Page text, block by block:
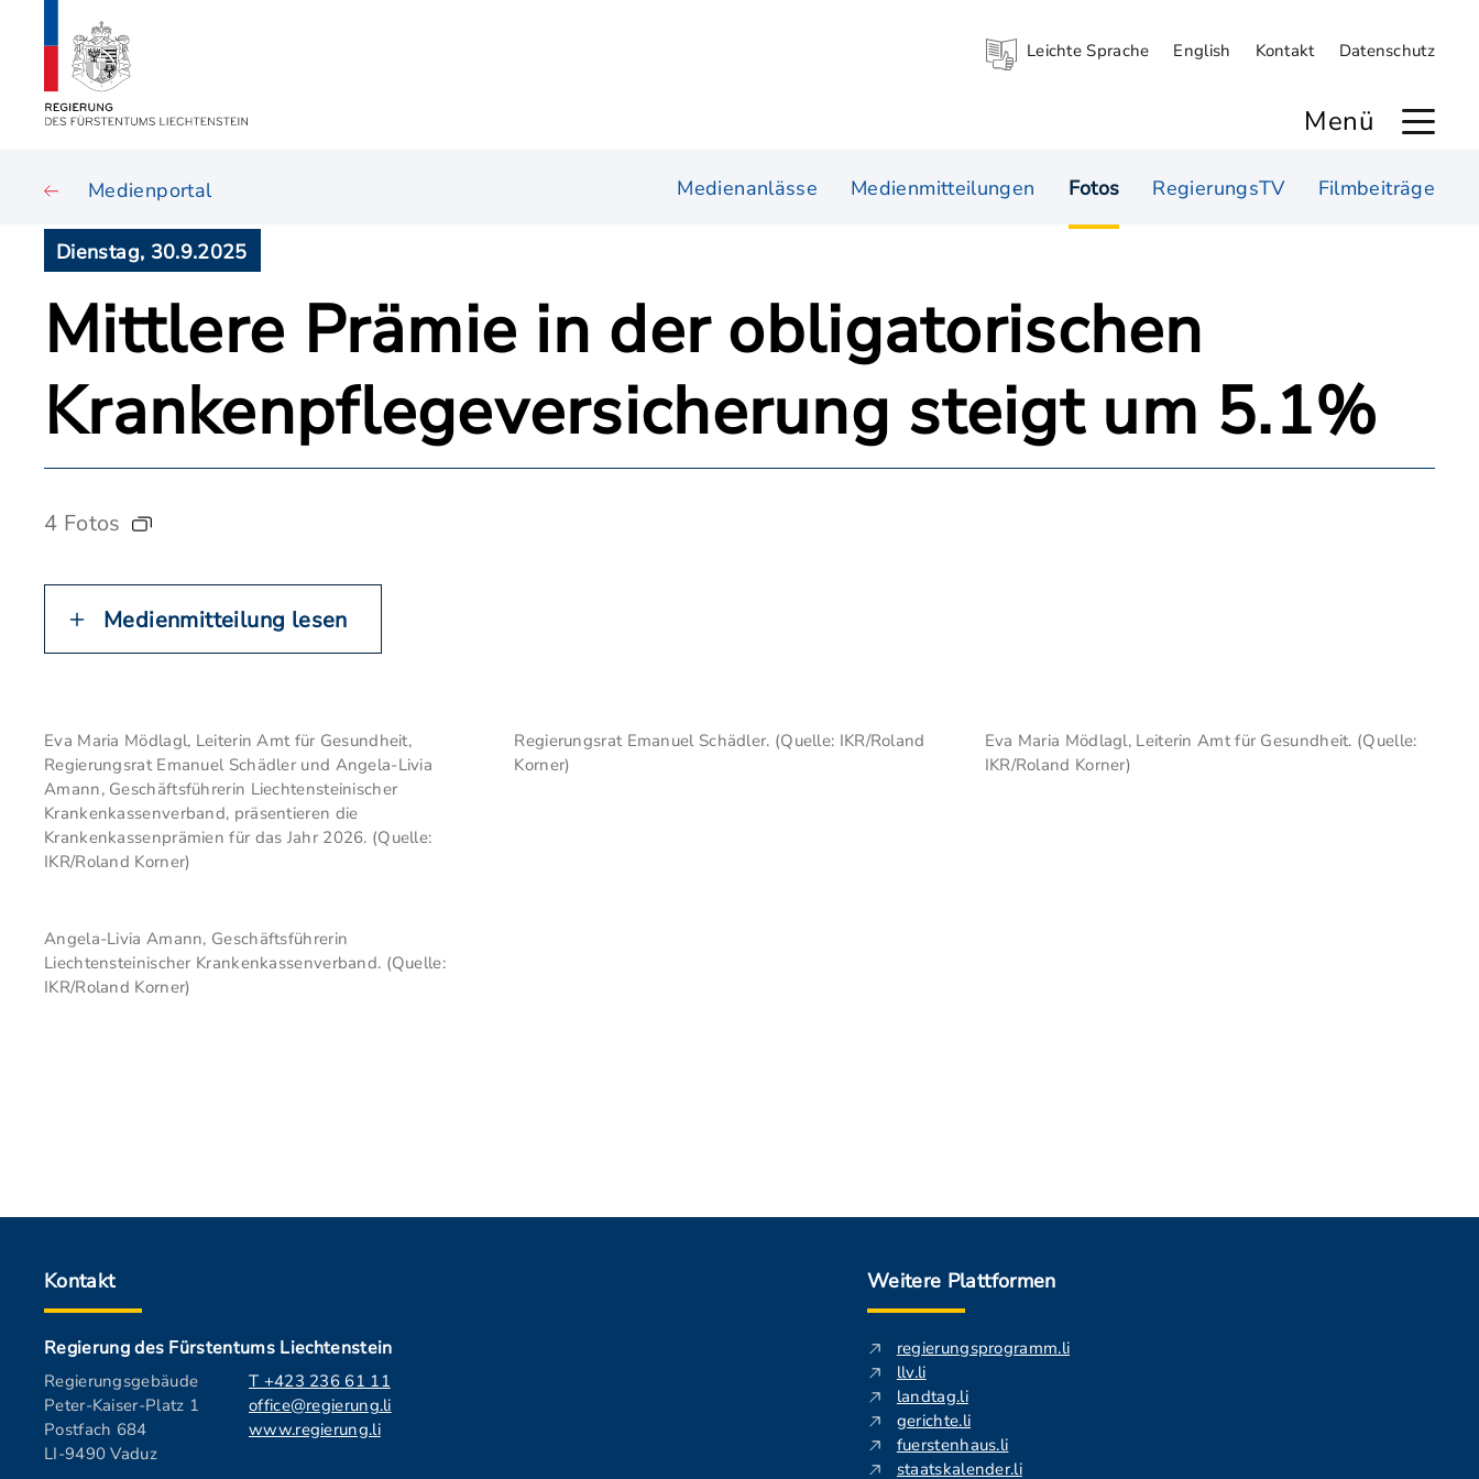
Leichte Sprache English Kontakt Datenschutz
Menü
Medienportal Medienanlässe Medienmitteilungen Fotos RegierungsTV Filmbeiträge
Dienstag, 30.9.2025
Mittlere Prämie in der obligatorischen
Krankenpflegeversicherung steigt um 5.1%
4 Fotos
Medienmitteilung lesen
Eva Maria Mödlagl, Leiterin Amt für Gesundheit,
Regierungsrat Emanuel Schädler und Angela-Livia
Amann, Geschäftsführerin Liechtensteinischer
Krankenkassenverband, präsentieren die
Krankenkassenprämien für das Jahr 2026. (Quelle:
IKR/Roland Korner)
Regierungsrat Emanuel Schädler. (Quelle: IKR/Roland
Korner)
Eva Maria Mödlagl, Leiterin Amt für Gesundheit. (Quelle:
IKR/Roland Korner)
Angela-Livia Amann, Geschäftsführerin
Liechtensteinischer Krankenkassenverband. (Quelle:
IKR/Roland Korner)
Kontakt
Regierung des Fürstentums Liechtenstein
Regierungsgebäude
Peter-Kaiser-Platz 1
Postfach 684
LI-9490 Vaduz
T +423 236 61 11
office@regierung.li
www.regierung.li
Weitere Plattformen
regierungsprogramm.li
llv.li
landtag.li
gerichte.li
fuerstenhaus.li
staatskalender.li